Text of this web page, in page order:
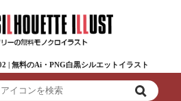
| 無料のAi・PNG白黒シルエットイラスト